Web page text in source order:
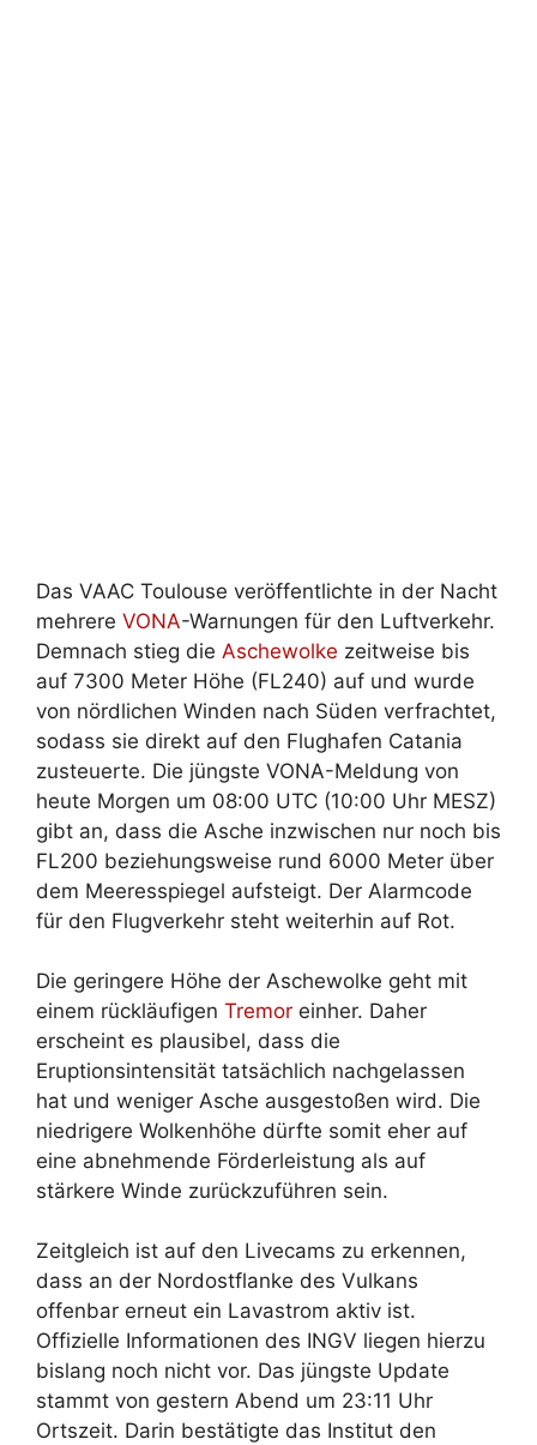
Das VAAC Toulouse veröffentlichte in der Nacht
mehrere VONA-Warnungen für den Luftverkehr.
Demnach stieg die Aschewolke zeitweise bis
auf 7300 Meter Höhe (FL240) auf und wurde
von nördlichen Winden nach Süden verfrachtet,
sodass sie direkt auf den Flughafen Catania
zusteuerte. Die jüngste VONA-Meldung von
heute Morgen um 08:00 UTC (10:00 Uhr MESZ)
gibt an, dass die Asche inzwischen nur noch bis
FL200 beziehungsweise rund 6000 Meter über
dem Meeresspiegel aufsteigt. Der Alarmcode
für den Flugverkehr steht weiterhin auf Rot.
Die geringere Höhe der Aschewolke geht mit
einem rückläufigen Tremor einher. Daher
erscheint es plausibel, dass die
Eruptionsintensität tatsächlich nachgelassen
hat und weniger Asche ausgestoßen wird. Die
niedrigere Wolkenhöhe dürfte somit eher auf
eine abnehmende Förderleistung als auf
stärkere Winde zurückzuführen sein.
Zeitgleich ist auf den Livecams zu erkennen,
dass an der Nordostflanke des Vulkans
offenbar erneut ein Lavastrom aktiv ist.
Offizielle Informationen des INGV liegen hierzu
bislang noch nicht vor. Das jüngste Update
stammt von gestern Abend um 23:11 Uhr
Ortszeit. Darin bestätigte das Institut den